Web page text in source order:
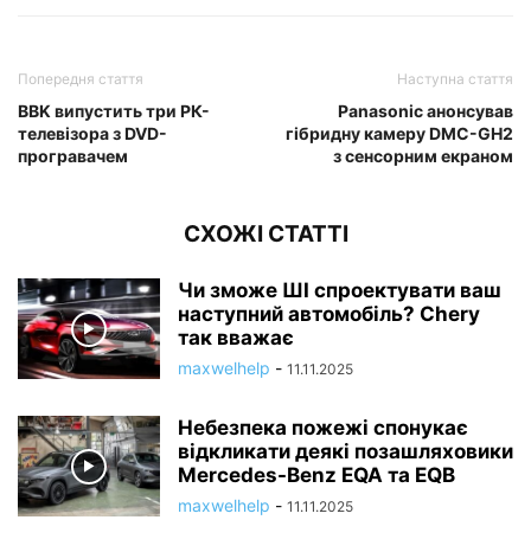
Попередня стаття
BBK випустить три РК-
телевізора з DVD-
програвачем
Наступна стаття
Panasonic анонсував
гібридну камеру DMC-GH2
з сенсорним екраном
СХОЖІ СТАТТІ
Чи зможе ШІ спроектувати ваш
наступний автомобіль? Chery
так вважає
maxwelhelp - 11.11.2025
Небезпека пожежі спонукає
відкликати деякі позашляховики
Mercedes-Benz EQA та EQB
maxwelhelp - 11.11.2025